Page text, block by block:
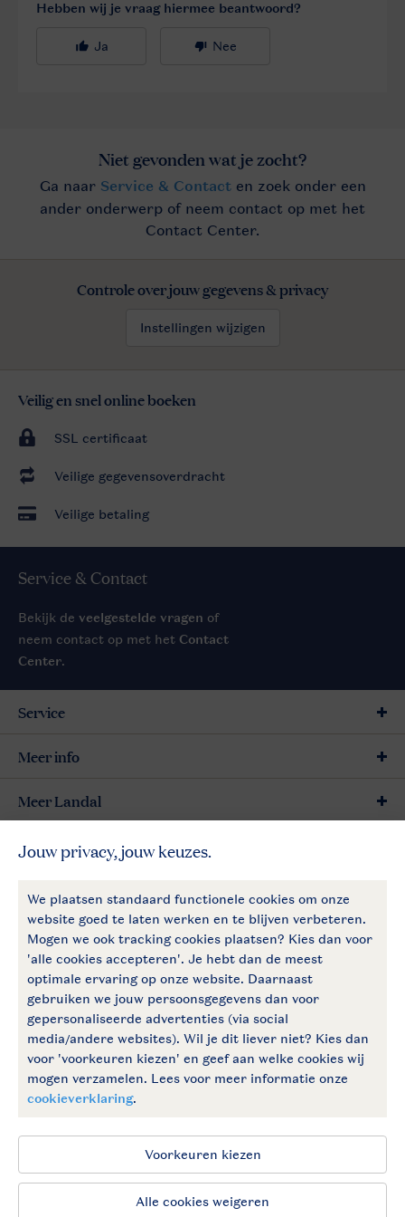
Controle over jouw gegevens & privacy
Instellingen wijzigen
Veilig en snel online boeken
SSL certificaat
Veilige gegevensoverdracht
Veilige betaling
Service & Contact
Bekijk de veelgestelde vragen of
neem contact op met het Contact
Center.
Follow Us
facebookinstagram
Vakantietips & inspiratie?
Service
Meer info
Meer Landal
Betaalmogelijkheden
Toegankelijkheid © 2026 Landal